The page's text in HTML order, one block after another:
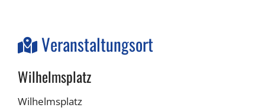
Veranstaltungsort
Wilhelmsplatz
Wilhelmsplatz